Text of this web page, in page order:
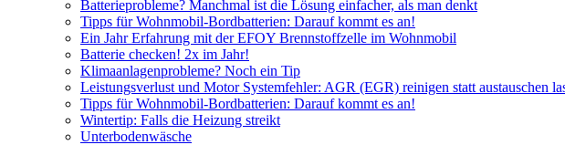
Batterieprobleme? Manchmal ist die Lösung einfacher, als man denkt
Tipps für Wohnmobil-Bordbatterien: Darauf kommt es an!
Ein Jahr Erfahrung mit der EFOY Brennstoffzelle im Wohnmobil
Batterie checken! 2x im Jahr!
Klimaanlagenprobleme? Noch ein Tip
Leistungsverlust und Motor Systemfehler: AGR (EGR) reinigen statt austauschen
Tipps für Wohnmobil-Bordbatterien: Darauf kommt es an!
Wintertip: Falls die Heizung streikt
Unterbodenwäsche